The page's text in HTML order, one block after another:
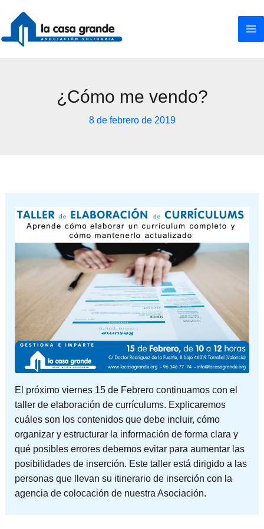
contenido
¿Cómo me vendo?
8 de febrero de 2019
El próximo viernes 15 de Febrero continuamos con el
taller de elaboración de currículums. Explicaremos
cuáles son los contenidos que debe incluir, cómo
organizar y estructurar la información de forma clara y
qué posibles errores debemos evitar para aumentar las
posibilidades de inserción. Este taller está dirigido a las
personas que llevan su itinerario de inserción con la
agencia de colocación de nuestra Asociación.